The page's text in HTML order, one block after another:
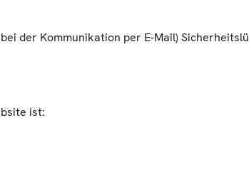
der Kommunikation per E-Mail)
ist: